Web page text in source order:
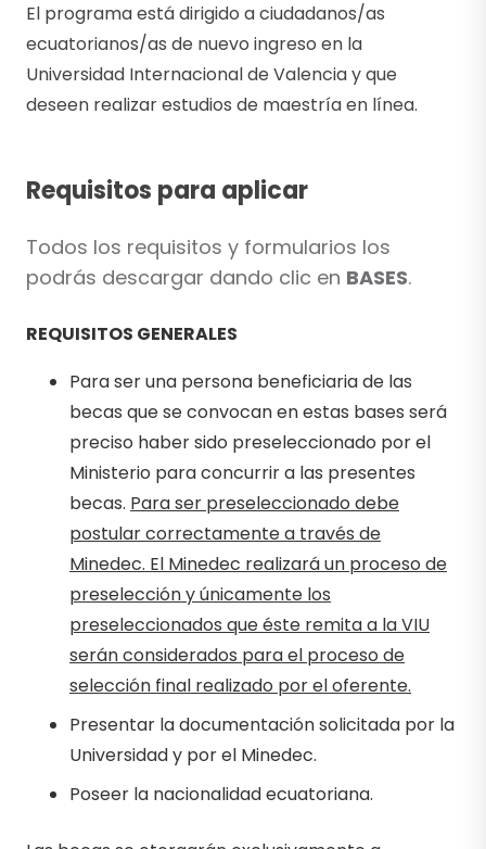
El programa está dirigido a ciudadanos/as
ecuatorianos/as de nuevo ingreso en la
Universidad Internacional de Valencia y que
deseen realizar estudios de maestría en línea.
Requisitos para aplicar
Todos los requisitos y formularios los
podrás descargar dando clic en BASES.
REQUISITOS GENERALES
Para ser una persona beneficiaria de las
becas que se convocan en estas bases será
preciso haber sido preseleccionado por el
Ministerio para concurrir a las presentes
becas. Para ser preseleccionado debe
postular correctamente a través de
Minedec. El Minedec realizará un proceso de
preselección y únicamente los
preseleccionados que éste remita a la VIU
serán considerados para el proceso de
selección final realizado por el oferente.
Presentar la documentación solicitada por la
Universidad y por el Minedec.
Poseer la nacionalidad ecuatoriana.